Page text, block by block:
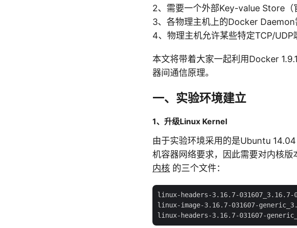
2、需要一个外部Key-value Store（
3、各物理主机上的Docker Daemon
4、物理主机允许某些特定TCP/UDP
本文将带着大家一起利用Docker
器间通信原理。
一、实验环境建立
1、升级Linux Kernel
由于实验环境采用的是Ubuntu
机容器网络要求，因此需要对内核版
内核 的三个文件：
linux-headers-3.16.7-031607_3.16.7-
linux-image-3.16.7-031607-